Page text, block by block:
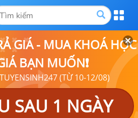
GIÁ - MUA KHOÁ HỌC
BẠN MUỐN❗
(TỪ 10-12/08)
SAU 1 NGÀY